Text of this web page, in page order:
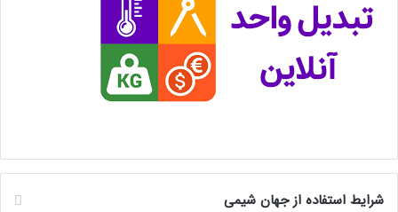
شرایط استفاده از جهان شیمی